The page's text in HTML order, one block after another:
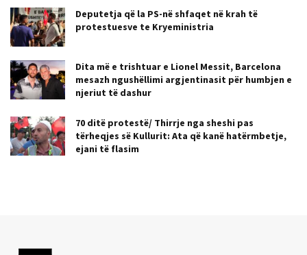
Deputetja që la PS-në shfaqet në krah të
protestuesve te Kryeministria
Dita më e trishtuar e Lionel Messit, Barcelona
mesazh ngushëllimi argjentinasit për humbjen e
njeriut të dashur
70 ditë protestë/ Thirrje nga sheshi pas
tërheqjes së Kullurit: Ata që kanë hatërmbetje,
ejani të flasim